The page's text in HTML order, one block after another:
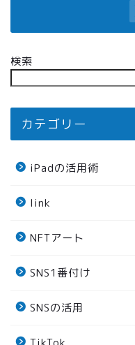
検索
カテゴリー
iPadの活用術
link
NFTアート
SNS1番付け
SNSの活用